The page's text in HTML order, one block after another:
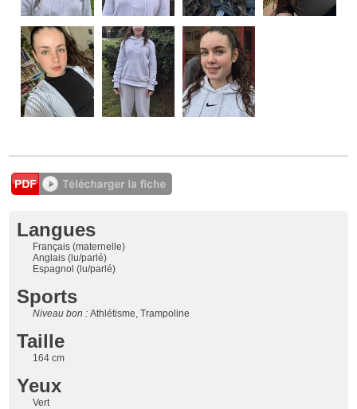
Langues
Français (maternelle)
Anglais (lu/parlé)
Espagnol (lu/parlé)
Sports
Niveau bon :Athlétisme, Trampoline
Taille
164 cm
Yeux
Vert